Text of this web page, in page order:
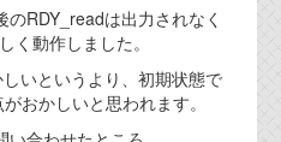
RDY_readは出力されなく
く動作しました。
いというより、初期状態で
おかしいと思われます。